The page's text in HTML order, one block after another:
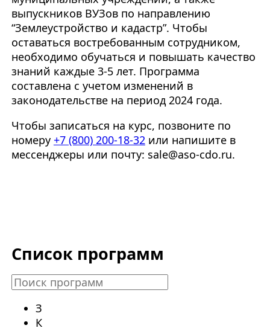
выпускников ВУЗов по направлению
“Землеустройство и кадастр”. Чтобы
оставаться востребованным сотрудником,
необходимо обучаться и повышать качество
знаний каждые 3-5 лет. Программа
составлена с учетом изменений в
законодательстве на период 2024 года.
Чтобы записаться на курс, позвоните по
номеру +7 (800) 200-18-32или напишите в
мессенджеры или почту: sale@aso-cdo.ru.
Список программ
З
К